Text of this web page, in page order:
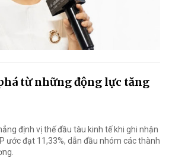
từ những động lực tăng
định vị thế đầu tàu kinh tế khi ghi nhận
ước đạt 11,33%, dẫn đầu nhóm các thành